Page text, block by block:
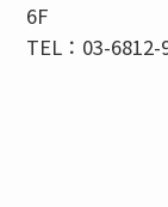
6F
TEL：03-6812-